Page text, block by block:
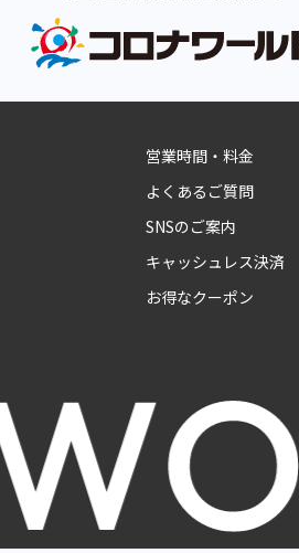
営業時間・料金
よくあるご質問
SNSのご案内
キャッシュレス決済
お得なクーポン